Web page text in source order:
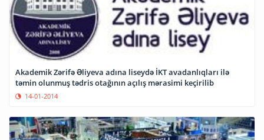
Akademik Zərifə Əliyeva adına liseydə İKT avadanlıqları ilə
təmin olunmuş tədris otağının açılış mərasimi keçirilib
14-01-2014